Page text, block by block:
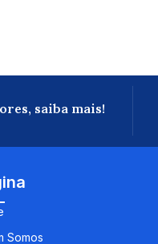
saiba mais!
Somos